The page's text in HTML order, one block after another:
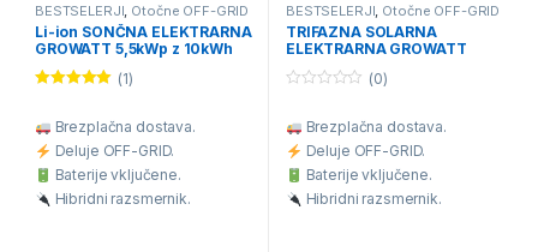
BESTSELERJI Otočne OFF-GRID
Solarne Elektrarne
Li-ion SONČNA ELEKTRARNA
GROWATT 5,5kWp z 10kWh
hranilnikom Growatt
(1)
Brezplačna dostava.
Deluje OFF-GRID.
Baterije vključene.
Hibridni razsmernik.
BESTSELERJI Otočne OFF-GRID
Solarne Elektrarne
TRIFAZNA SOLARNA
ELEKTRARNA GROWATT
12,4kWp z 10kWh
hranilnikom
u
o
f
5
(0)
Brezplačna dostava.
Deluje OFF-GRID.
Baterije vključene.
Hibridni razsmernik.